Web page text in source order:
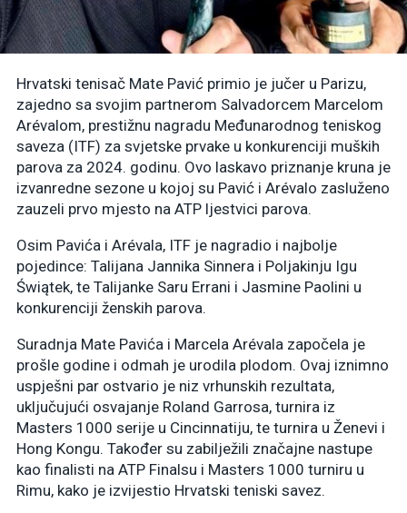
Hrvatski tenisač Mate Pavić primio je jučer u Parizu,
zajedno sa svojim partnerom Salvadorcem Marcelom
Arévalom, prestižnu nagradu Međunarodnog teniskog
saveza (ITF) za svjetske prvake u konkurenciji muških
parova za 2024. godinu. Ovo laskavo priznanje kruna je
izvanredne sezone u kojoj su Pavić i Arévalo zasluženo
zauzeli prvo mjesto na ATP ljestvici parova.
Osim Pavića i Arévala, ITF je nagradio i najbolje
pojedince: Talijana Jannika Sinnera i Poljakinju Igu
Świątek, te Talijanke Saru Errani i Jasmine Paolini u
konkurenciji ženskih parova.
Suradnja Mate Pavića i Marcela Arévala započela je
prošle godine i odmah je urodila plodom. Ovaj iznimno
uspješni par ostvario je niz vrhunskih rezultata,
uključujući osvajanje Roland Garrosa, turnira iz
Masters 1000 serije u Cincinnatiju, te turnira u Ženevi i
Hong Kongu. Također su zabilježili značajne nastupe
kao finalisti na ATP Finalsu i Masters 1000 turniru u
Rimu, kako je izvijestio Hrvatski teniski savez.